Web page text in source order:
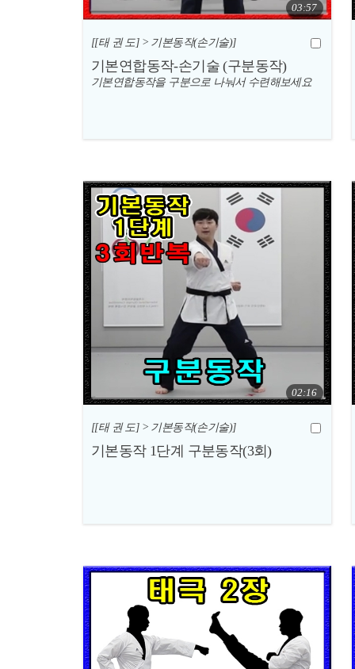
03:57
[[태 권 도] > 기본동작(손기술)]
기본연합동작-손기술 (구분동작)
기본연합동작을 구분으로 나눠서 수련해보세요
02:16
[[태 권 도] > 기본동작(손기술)]
기본동작 1단계 구분동작(3회)